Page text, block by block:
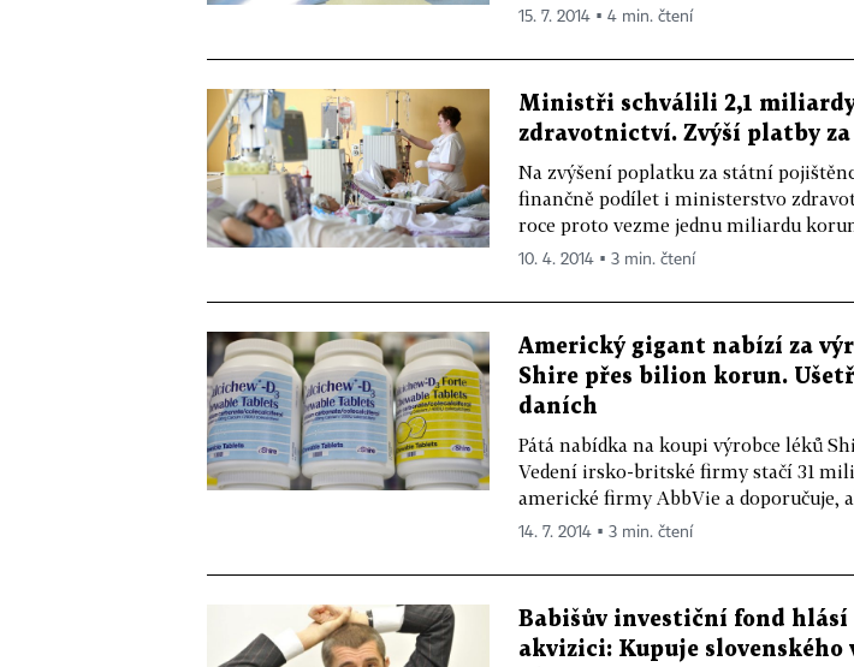
15. 7. 2014 ▪ 4 min. čtení
Ministři schválili 2,1
zdravotnictví. Zvýší platby
Na zvýšení poplatku za státní
finančně podílet i ministerstvo
roce proto vezme jednu miliardu
10. 4. 2014 ▪ 3 min. čtení
Americký gigant nabízí za
Shire přes bilion korun.
daních
Pátá nabídka na koupi výrobce léků
Vedení irsko-britské firmy stačí 31
americké firmy AbbVie a doporučuje,
14. 7. 2014 ▪ 3 min. čtení
Babišův investiční fond
akvizici: Kupuje slovenského